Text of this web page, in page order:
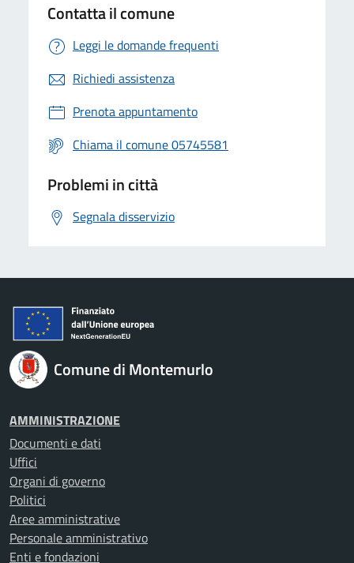
Contatta il comune
Leggi le domande frequenti
Richiedi assistenza
Prenota appuntamento
Chiama il comune 05745581
Problemi in città
Segnala disservizio
Comune di Montemurlo
AMMINISTRAZIONE
Documenti e dati
Uffici
Organi di governo
Politici
Aree amministrative
Personale amministrativo
Enti e fondazioni